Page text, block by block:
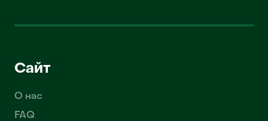
Сайт
О нас
FAQ